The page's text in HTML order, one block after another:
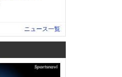
ニュース一覧